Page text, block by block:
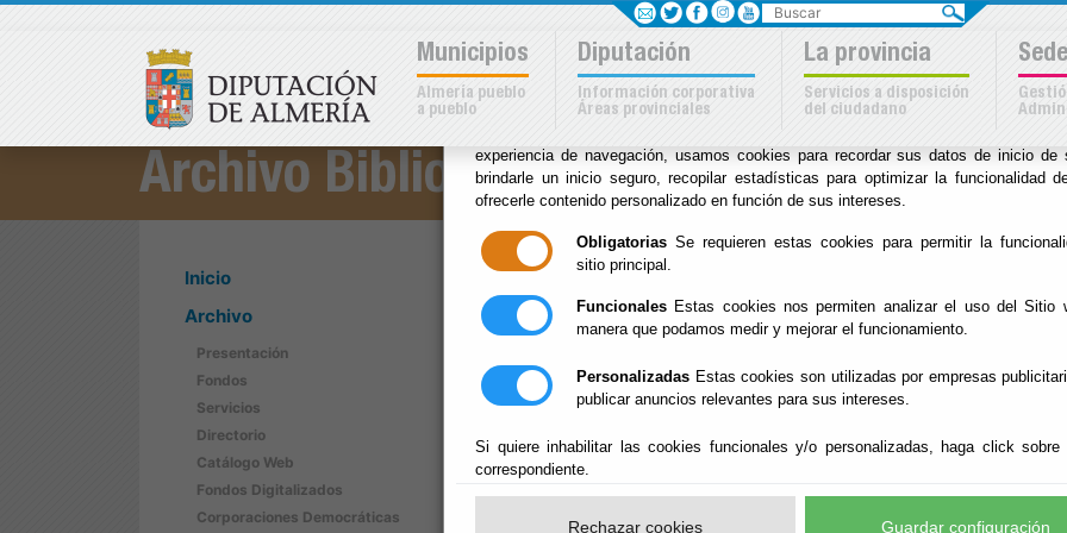
Sus opciones en
uso de cookies en este sitio
experiencia de navegación, usamos cookies para recordar sus datos de inicio de
brindarle un inicio seguro, recopilar estadísticas para optimizar la funcionalidad
ofrecerle contenido personalizado en función de sus intereses.
Obligatorias Se requieren estas cookies para permitir la
sitio principal.
Funcionales Estas cookies nos permiten analizar el uso del Sitio
manera que podamos medir y mejorar el funcionamiento.
Personalizadas Estas cookies son utilizadas por empresas
publicar anuncios relevantes para sus intereses.
Si quiere inhabilitar las cookies funcionales y/o personalizadas, haga click sobre
correspondiente.
Rechazar cookies Guardar configuración
Archivo Biblioteca
Inicio
Archivo
Presentación
Fondos
Servicios
Directorio
Catálogo Web
Fondos Digitalizados
Corporaciones Democráticas
Inicio -Archivo Biblioteca - Fondos
Fondos
El Archivo de la Diputación Provincial de
documentación que a lo largo de la historia ha
fondo abierto cuyo periodo abarca desde su
documentación nos llega a través de transferencias
calendario preestablecido.
Buscar
Municipios
Almería pueblo
a pueblo
Diputación
Información corporativa
Áreas provinciales
La provincia
Servicios a disposición
del ciudadano